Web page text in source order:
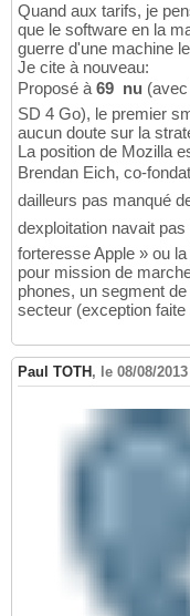
Quand aux tarifs, je
que le software en la
guerre d'une machine
Je cite à nouveau:
Proposé à 69  nu
SD 4 Go), le premier
aucun doute sur la
La position de Mozilla
Brendan Eich, co-
dailleurs pas manqué
dexploitation navait
forteresse Apple » ou
pour mission de
phones, un segment
secteur (exception
Paul TOTH , le 08/08/